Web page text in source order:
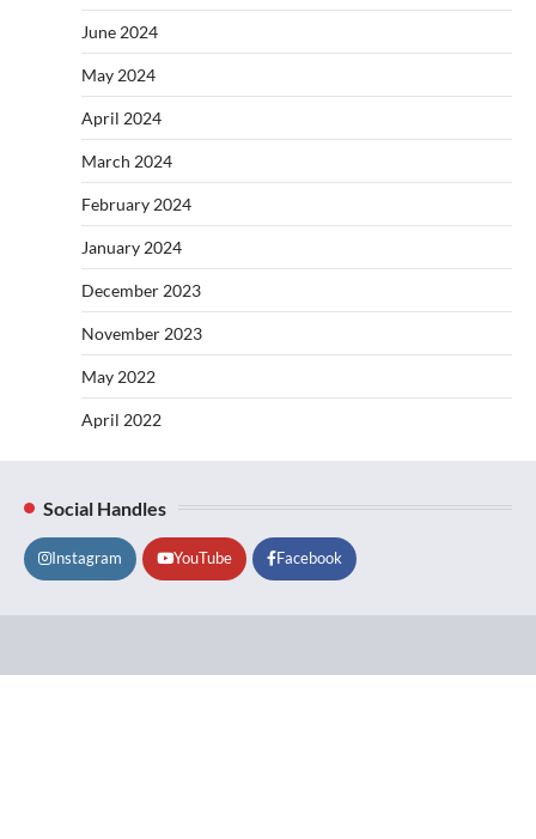
June 2024
May 2024
April 2024
March 2024
February 2024
January 2024
December 2023
November 2023
May 2022
April 2022
Social Handles
Instagram YouTube Facebook